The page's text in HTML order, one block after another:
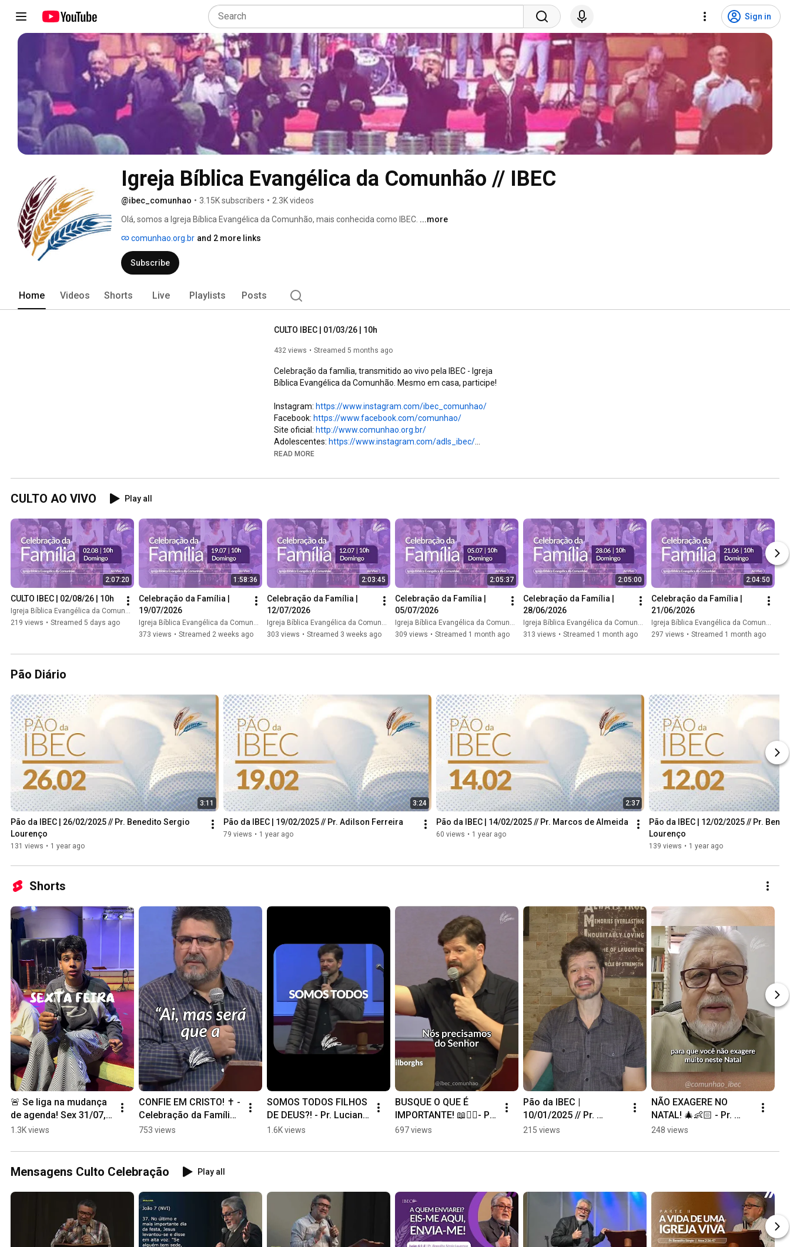
Sign in
Igreja Bíblica Evangélica da Comunhão // IBEC
@ibec_comunhao • 3.15K subscribers • 2.3K videos
Olá, somos a Igreja Bíblica Evangélica da Comunhão, mais conhecida como IBEC. ...more
comunhao.org.br and 2 more links
Subscribe
Home Videos Shorts Live Playlists Posts
CULTO IBEC | 01/03/26 | 10h
432 views Streamed 5 months ago
Celebração da família, transmitido ao vivo pela IBEC - Igreja
Bíblica Evangélica da Comunhão. Mesmo em casa, participe!
Instagram: https://www.instagram.com/ibec_comunhao/
Facebook: https://www.facebook.com/comunhao/
Site oficial: http://www.comunhao.org.br/
Adolescentes: https://www.instagram.com/adls_ibec/
Jovens: https://www.instagram.com/jovensibec/
Atendimento pastoral:
Bradesco (237) -  AG: 0368-9 / CC: 105080-0
Itaú (341) - AG: 6527 / CC: 06992-3
CNPJ: 46.226.189/0001-36
PIX: 46226189000136
READ MORE
CULTO AO VIVO Play all
2:07:20
CULTO IBEC | 02/08/26 | 10h
Igreja Bíblica Evangélica da Comunhão // IBEC
219 views • Streamed 5 days ago
1:58:36
Celebração da Família |
19/07/2026
Igreja Bíblica Evangélica da Comunhão // IBEC
373 views • Streamed 2 weeks ago
2:03:45
Celebração da Família |
12/07/2026
Igreja Bíblica Evangélica da Comunhão // IBEC
303 views • Streamed 3 weeks ago
2:05:37
Celebração da Família |
05/07/2026
Igreja Bíblica Evangélica da Comunhão // IBEC
309 views • Streamed 1 month ago
2:05:00
Celebração da Família |
28/06/2026
Igreja Bíblica Evangélica da Comunhão // IBEC
313 views • Streamed 1 month ago
2:04:50
Celebração da Família |
21/06/2026
Igreja Bíblica Evangélica da Comunhão // IBEC
297 views • Streamed 1 month ago
Pão Diário
3:11
Pão da IBEC | 26/02/2025 // Pr. Benedito Sergio
Lourenço
131 views • 1 year ago
3:24
Pão da IBEC | 19/02/2025 // Pr. Adilson Ferreira
79 views • 1 year ago
2:37
Pão da IBEC | 14/02/2025 // Pr. Marcos de Almeida
60 views • 1 year ago
Pão da IBEC | 12/02/2025 // Pr.
Lourenço
139 views • 1 year ago
Shorts
🚨 Se liga na mudança
de agenda! Sex 31/07,
Vigilia - Sáb 01/08,
Dom 02/08 Ceia
1.3K views
CONFIE EM CRISTO! ✝️ -
Celebração da Família
21/09/2025 - Pr.
#reflexao #Jesus
753 views
SOMOS TODOS FILHOS
DE DEUS?! - Pr. Luciano
Spilnorghs #ibec
#filhos #criação
1.6K views
BUSQUE O QUE É
IMPORTANTE! 📖☝🏼- Pr.
Luciano Spilborghs -
16/02/2025 #reflexão
697 views
Pão da IBEC |
10/01/2025 // Pr.
Luciano Spilborghs
215 views
NÃO EXAGERE NO
NATAL! 🎄👶🏻 - Pr.
Benedito Sérgio
IBEC 18/12/24
248 views
Mensagens Culto Celebração Play all